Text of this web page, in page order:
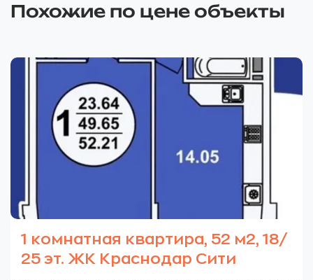
Похожие по цене объекты
1 комнатная квартира, 52 м2, 18/
25 эт. ЖК Краснодар Сити